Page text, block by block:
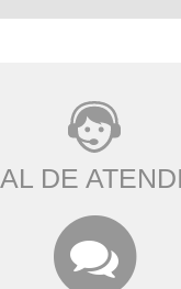
DE